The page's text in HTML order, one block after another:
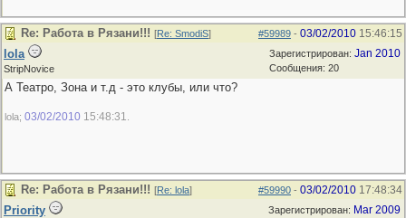
#59989 - 03/02/2010 15:46:15
Re: Работа в Рязани!!! [Re: SmodiS]
Зарегистрирован: Jan 2010
Сообщения: 20
lola
StripNovice
А Театро, Зона и т.д - это клубы, или что?
lola; 03/02/2010 15:48:31
#59990 - 03/02/2010 17:48:34
Re: Работа в Рязани!!! [Re: lola]
Зарегистрирован: Mar 2009
Priority